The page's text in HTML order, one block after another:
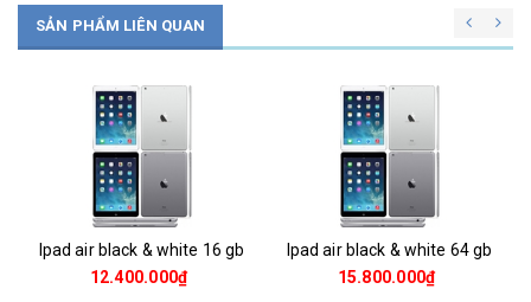
SẢN PHẨM LIÊN QUAN
Ipad air black & white 16 gb
12.400.000₫
Ipad air black & white 64 gb
15.800.000₫